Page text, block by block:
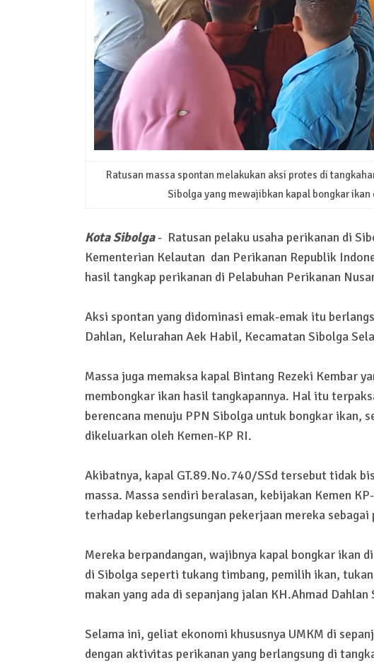
Ratusan massa spontan melakukan aksi protes di
Sibolga yang mewajibkan kapal bongkar
Kota Sibolga- Ratusan pelaku usaha perikanan di
Kementerian Kelautan dan Perikanan Republik
hasil tangkap perikanan di Pelabuhan Perikanan
Aksi spontan yang didominasi emak-emak itu
Dahlan, Kelurahan Aek Habil, Kecamatan Sibolga
Massa juga memaksa kapal Bintang Rezeki Kembar
membongkar ikan hasil tangkapannya. Hal itu
berencana menuju PPN Sibolga untuk bongkar ikan,
dikeluarkan oleh Kemen-KP RI.
Akibatnya, kapal GT.89.No.740/SSd tersebut tidak
massa. Massa sendiri beralasan, kebijakan Kemen
terhadap keberlangsungan pekerjaan mereka
Mereka berpandangan, wajibnya kapal bongkar ikan
di Sibolga seperti tukang timbang, pemilih ikan,
makan yang ada di sepanjang jalan KH.Ahmad Dahlan
Selama ini, geliat ekonomi khususnya UMKM di
dengan aktivitas perikanan yang berlangsung di